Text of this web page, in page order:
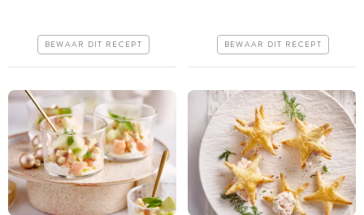
Erg makkelijk
BEWAAR DIT RECEPT Erg makkelijk
BEWAAR DIT RECEPT